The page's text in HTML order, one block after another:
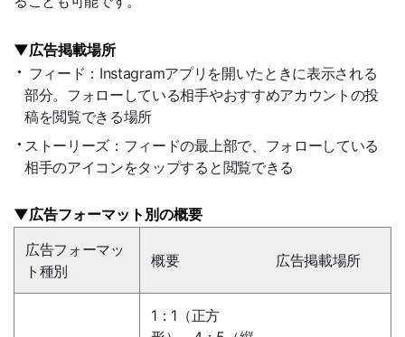
▼広告掲載場所
フィード：Instagramアプリを開いたときに表示される
部分。フォローしている相手やおすすめアカウントの投
稿を閲覧できる場所
ストーリーズ：フィードの最上部で、フォローしている
相手のアイコンをタップすると閲覧できる
▼広告フォーマット別の概要
広告フォーマッ
ト種別
概要 広告掲載場所
1：1（正方